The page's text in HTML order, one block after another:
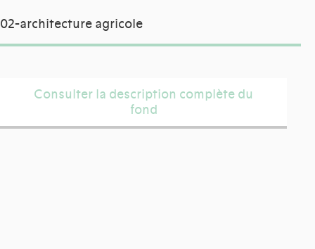
02-architecture agricole
Consulter la description complète du
fond